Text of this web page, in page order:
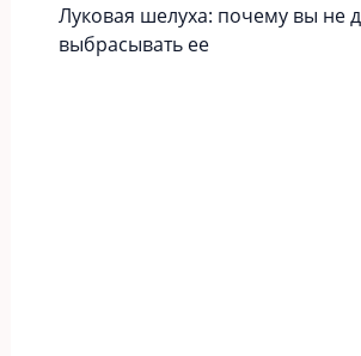
Луковая шелуха: почему вы не
выбрасывать ее